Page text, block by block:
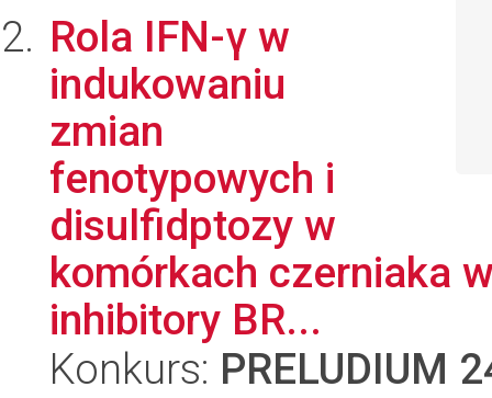
Rola IFN-γ w
indukowaniu
zmian
fenotypowych i
disulfidptozy w
komórkach czerniaka
inhibitory BR...
Konkurs: PRELUDIUM